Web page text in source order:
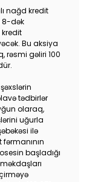
nağd kredit
8-dək
Bu aksiya
rəsmi gəliri 100
tədbirlər
olaraq,
uğurla
ilə
başladığı